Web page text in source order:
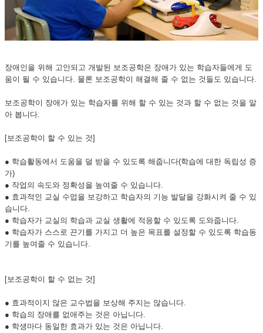
장애인을 위해 고안되고 개발된 보조공학은 장애가 있는 학습자들에게 도
움이 될 수 있습니다. 물론 보조공학이 해결해 줄 수 없는 것들도 있습니다.
보조공학이 장애가 있는 학습자를 위해 할 수 있는 것과 할 수 없는 것을 알
아 봅니다.
[보조공학이 할 수 있는 것]
● 학습활동에서 도움을 덜 받을 수 있도록 해줍니다(학습에 대한 독립성 증
가)
● 작업의 속도와 정확성을 높여줄 수 있습니다.
● 효과적인 교실 수업을 보강하고 학습자의 기능 발달을 강화시켜 줄 수 있
습니다.
● 학습자가 교실의 학습과 교실 생활에 적응할 수 있도록 도와줍니다.
● 학습자가 스스로 끈기를 가지고 더 높은 목표를 설정할 수 있도록 학습동
기를 높여줄 수 있습니다.
[보조공학이 할 수 없는 것]
● 효과적이지 않은 교수법을 보상해 주지는 않습니다.
● 학습의 장애를 없애주는 것은 아닙니다.
● 학생마다 동일한 효과가 있는 것은 아닙니다.